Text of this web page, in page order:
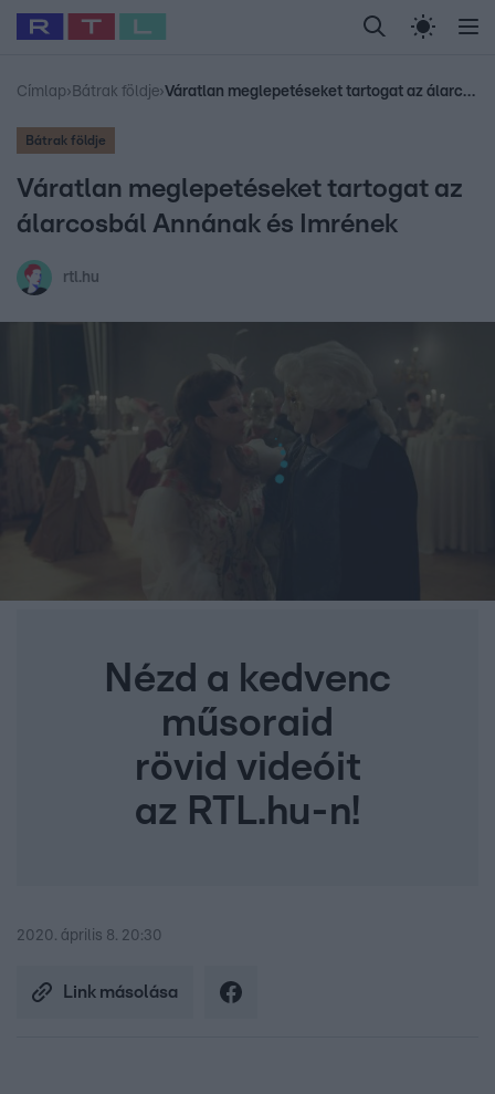
Legfrissebb RTL Híradó Randi Celeb vagyok,
Sebestyén Balázs Gudel Takács Gábor
Címlap› Bátrak földje› Váratlan meglepetéseket tartogat az álarcosbál Annának és Imrének
Bátrak földje
Váratlan meglepetéseket tartogat az
álarcosbál Annának és Imrének
rtl.hu
Nézd a kedvenc
műsoraid
rövid videóit
az RTL.hu-n!
2020. április 8. 20:30
Link másolása